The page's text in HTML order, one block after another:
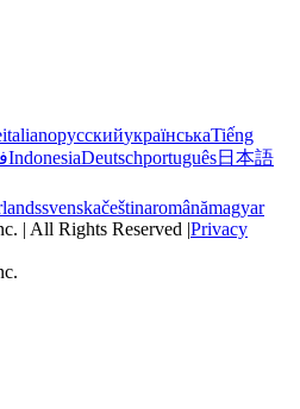
italianoрусскийукраїнськаTiếng
IndonesiaDeutschportuguês日本語
svenskačeštinaromânămagyar
| All Rights Reserved |Privacy